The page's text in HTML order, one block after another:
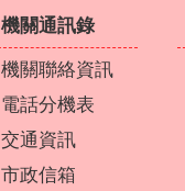
機關通訊錄
機關聯絡資訊
電話分機表
交通資訊
市政信箱